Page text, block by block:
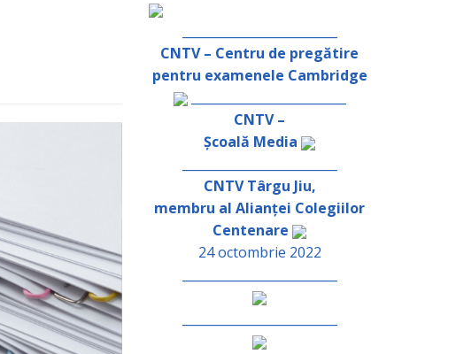
CNTV – Centru de pregătire
pentru examenele Cambridge
_________________________
CNTV –
Școală Media
CNTV Târgu Jiu,
membru al Alianței Colegiilor
Centenare
24 octombrie 2022